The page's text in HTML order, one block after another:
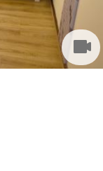
Inrichting
Badkamer:
Keuken:
Oppervlakte:
100 m